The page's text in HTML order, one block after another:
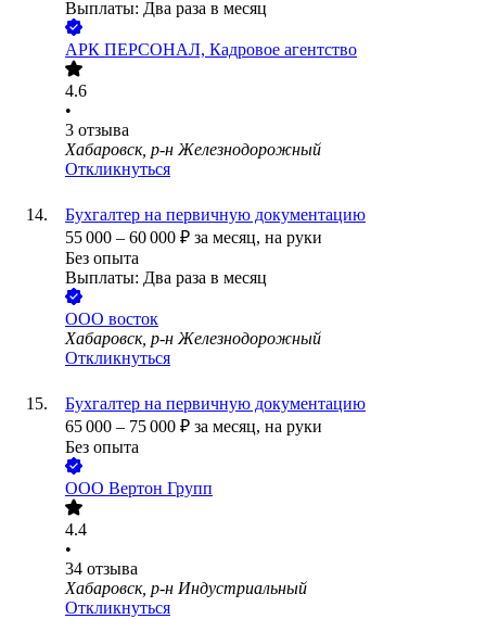
Выплаты: Два раза в месяц
АРК ПЕРСОНАЛ, Кадровое агентство
4.6
•
3 отзыва
Хабаровск, р-н Железнодорожный
Откликнуться
Бухгалтер на первичную документацию
55 000 – 60 000 ₽ за месяц, на руки
Без опыта
Выплаты: Два раза в месяц
ООО восток
Хабаровск, р-н Железнодорожный
Откликнуться
Бухгалтер на первичную документацию
65 000 – 75 000 ₽ за месяц, на руки
Без опыта
ООО Вертон Групп
4.4
•
34 отзыва
Хабаровск, р-н Индустриальный
Откликнуться